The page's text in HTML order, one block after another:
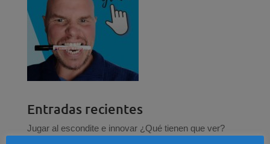
Entradas recientes
Jugar al escondite e innovar ¿Qué tienen que ver?